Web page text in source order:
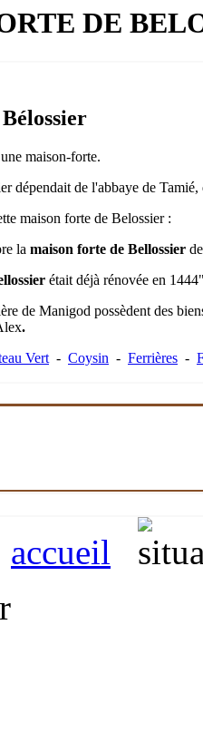
DE
maison-forte.
dépendait de l'abbaye de
maison forte de Belossier :
la maison forte de Bellossier
était déjà rénovée en
de Manigod possèdent des
.
Vert - Coysin - Ferrières -
accueil